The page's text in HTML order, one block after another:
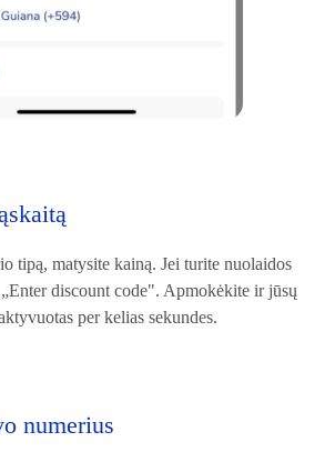
tipą, matysite kainą. Jei turite nuolaidos
discount code". Apmokėkite ir jūsų
per kelias sekundes.
numerius